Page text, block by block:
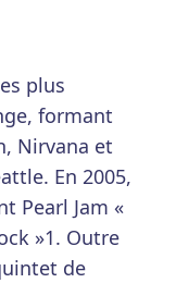
plus
formant
Nirvana et
En 2005,
Pearl Jam «
»1. Outre
de